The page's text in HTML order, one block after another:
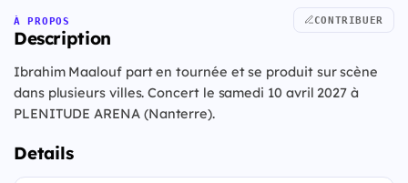
À PROPOS
Description
CONTRIBUER
Ibrahim Maalouf part en tournée et se produit sur scène
dans plusieurs villes. Concert le samedi 10 avril 2027 à
PLENITUDE ARENA (Nanterre).
Details